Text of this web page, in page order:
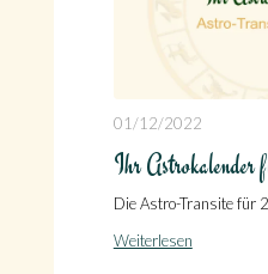
01/12/2022
Ihr
Die Astro-Transite für
Weiterlesen